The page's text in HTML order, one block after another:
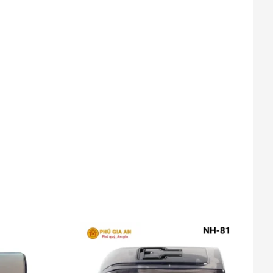
Đại lộ Bình Dương, Phường Phú
TP. ĐÀ NẴNG
Hùng Vương, Quận Hải Châu, TP.